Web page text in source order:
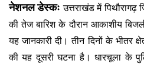
नेशनल डेस्कः उत्तराखंड में पिथौरागढ़
की तेज बारिश के दौरान आकाशीय
यह जानकारी दी। तीन दिनों के भीतर
की यह दूसरी घटना है। धारचूला के